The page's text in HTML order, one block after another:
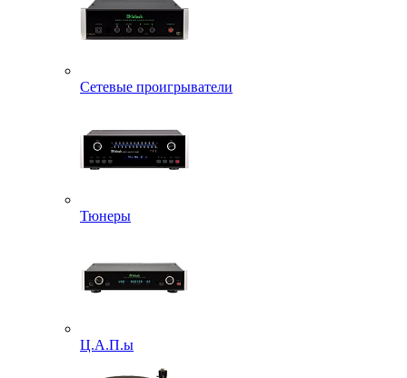
Сетевые проигрыватели
Тюнеры
Ц.А.П.ы